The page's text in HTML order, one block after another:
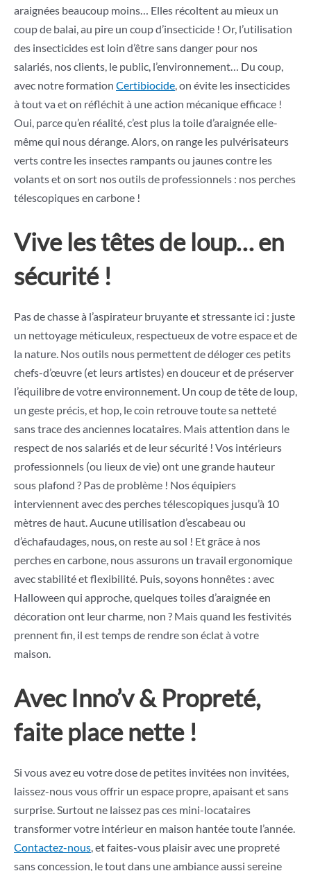
araignées beaucoup moins… Elles récoltent au mieux un
coup de balai, au pire un coup d’insecticide ! Or, l’utilisation
des insecticides est loin d’être sans danger pour nos
salariés, nos clients, le public, l’environnement… Du coup,
avec notre formation Certibiocide, on évite les insecticides
à tout va et on réfléchit à une action mécanique efficace !
Oui, parce qu’en réalité, c’est plus la toile d’araignée elle-
même qui nous dérange. Alors, on range les pulvérisateurs
verts contre les insectes rampants ou jaunes contre les
volants et on sort nos outils de professionnels : nos perches
télescopiques en carbone !
Vive les têtes de loup… en
sécurité !
Pas de chasse à l’aspirateur bruyante et stressante ici : juste
un nettoyage méticuleux, respectueux de votre espace et de
la nature. Nos outils nous permettent de déloger ces petits
chefs-d’œuvre (et leurs artistes) en douceur et de préserver
l’équilibre de votre environnement. Un coup de tête de loup,
un geste précis, et hop, le coin retrouve toute sa netteté
sans trace des anciennes locataires. Mais attention dans le
respect de nos salariés et de leur sécurité ! Vos intérieurs
professionnels (ou lieux de vie) ont une grande hauteur
sous plafond ? Pas de problème ! Nos équipiers
interviennent avec des perches télescopiques jusqu’à 10
mètres de haut. Aucune utilisation d’escabeau ou
d’échafaudages, nous, on reste au sol ! Et grâce à nos
perches en carbone, nous assurons un travail ergonomique
avec stabilité et flexibilité. Puis, soyons honnêtes : avec
Halloween qui approche, quelques toiles d’araignée en
décoration ont leur charme, non ? Mais quand les festivités
prennent fin, il est temps de rendre son éclat à votre
maison.
Avec Inno’v & Propreté,
faite place nette !
Si vous avez eu votre dose de petites invitées non invitées,
laissez-nous vous offrir un espace propre, apaisant et sans
surprise. Surtout ne laissez pas ces mini-locataires
transformer votre intérieur en maison hantée toute l’année.
Contactez-nous, et faites-vous plaisir avec une propreté
sans concession, le tout dans une ambiance aussi sereine